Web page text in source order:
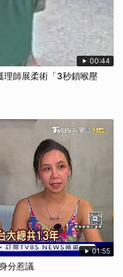
再按上太白粉，若沒有時間也可
煎煮。
頁詢問食譜作者喔！
醬燒馬鈴薯嫩雞丁
給你滿滿料理靈感！立即加入
00:44
理師展柔術「3秒鎖喉壓
01:55
分惹議